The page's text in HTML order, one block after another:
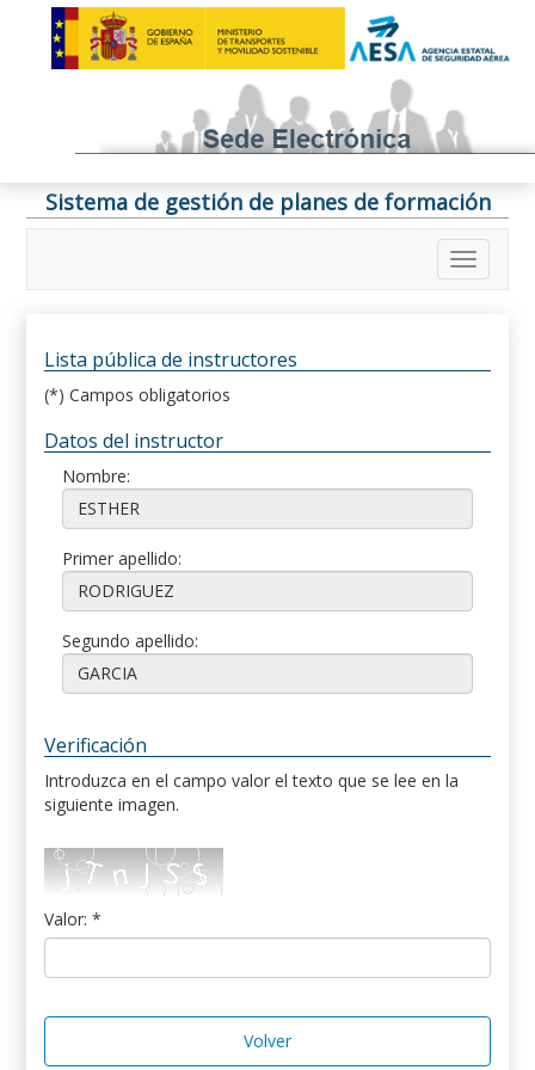
Sistema de gestión de planes de formación
Lista pública de instructores
(*) Campos obligatorios
Datos del instructor
Nombre:
Primer apellido:
Segundo apellido:
Verificación
Introduzca en el campo valor el texto que se lee en la
siguiente imagen.
Valor: *
Volver